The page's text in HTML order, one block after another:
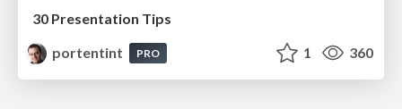
30 Presentation Tips
portentint
PRO 1 360